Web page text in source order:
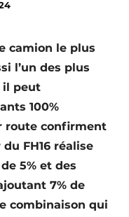
camion le plus
l’un des plus
il peut
100%
route confirment
FH16 réalise
5% et des
7% de
combinaison qui